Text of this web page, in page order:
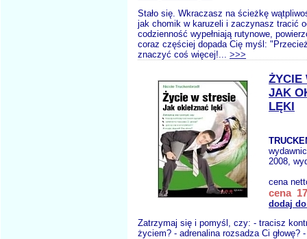
Stało się. Wkraczasz na ścieżkę
jak chomik w karuzeli i zaczynasz tracić
codzienność wypełniają rutynowe,
coraz częściej dopada Cię myśl:
znaczyć coś więcej!... >>>
ŻYCIE
JAK
LĘKI
2008,
cena
cena
dodaj
Zatrzymaj się i pomyśl, czy: - tracisz
życiem? - adrenalina rozsadza Ci głowę?